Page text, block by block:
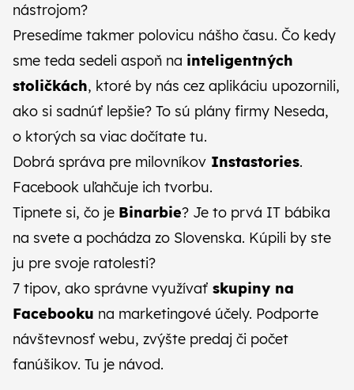
nástrojom?
Presedíme takmer polovicu nášho času. Čo kedy
sme teda sedeli aspoň na inteligentných
stoličkách, ktoré by nás cez aplikáciu upozornili,
ako si sadnúť lepšie? To sú plány firmy Neseda,
o ktorých sa viac dočítate tu.
Dobrá správa pre milovníkov Instastories.
Facebook uľahčuje ich tvorbu.
Tipnete si, čo je Binarbie? Je to prvá IT bábika
na svete a pochádza zo Slovenska. Kúpili by ste
ju pre svoje ratolesti?
7 tipov, ako správne využívať skupiny na
Facebooku na marketingové účely. Podporte
návštevnosť webu, zvýšte predaj či počet
fanúšikov. Tu je návod.